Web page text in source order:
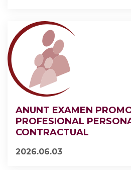
ANUNT EXAMEN
PROFESIONAL
CONTRACTUAL
2026.06.03